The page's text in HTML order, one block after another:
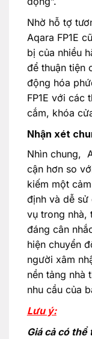
Nhờ hỗ tợ
Aqara FP1E
bị của nhiều
để thuận tiện
động hóa
FP1E với các
cắm, khóa
Nhận xét
Nhìn chung,
cận hơn so
kiếm một
định và dễ
vụ trong nhà,
đáng cân
hiện chuyển
người xâm
nền tảng nhà
nhu cầu của
Lưu ý:
Giá cả có